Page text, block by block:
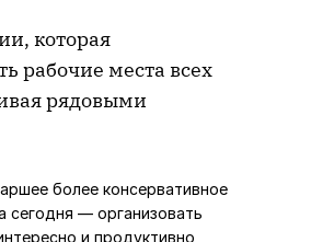
которая
рабочие места всех
рядовыми
более консервативное
сегодня — организовать
и продуктивно